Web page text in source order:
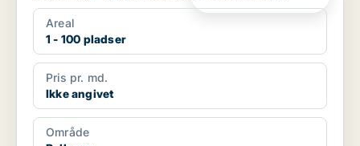
Ballerups...
Areal
1 - 100 pladser
Pris pr. md.
Ikke angivet
Område